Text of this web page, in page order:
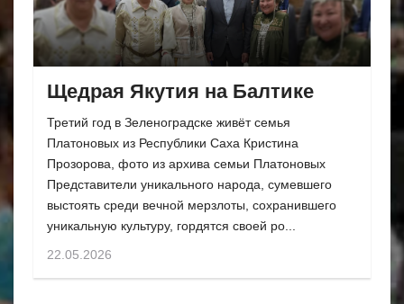
Щедрая Якутия на Балтике
Третий год в Зеленоградске живёт семья
Платоновых из Республики Саха Кристина
Прозорова, фото из архива семьи Платоновых
Представители уникального народа, сумевшего
выстоять среди вечной мерзлоты, сохранившего
уникальную культуру, гордятся своей ро...
22.05.2026